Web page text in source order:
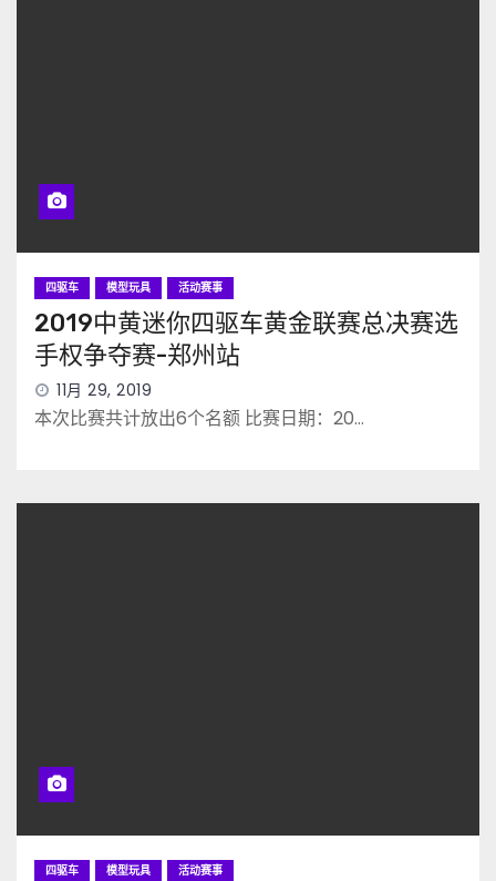
四驱车 模型玩具 活动赛事
2019中黄迷你四驱车黄金联赛总决赛选
手权争夺赛-郑州站
11月 29, 2019
本次比赛共计放出6个名额 比赛日期：20…
四驱车 模型玩具 活动赛事